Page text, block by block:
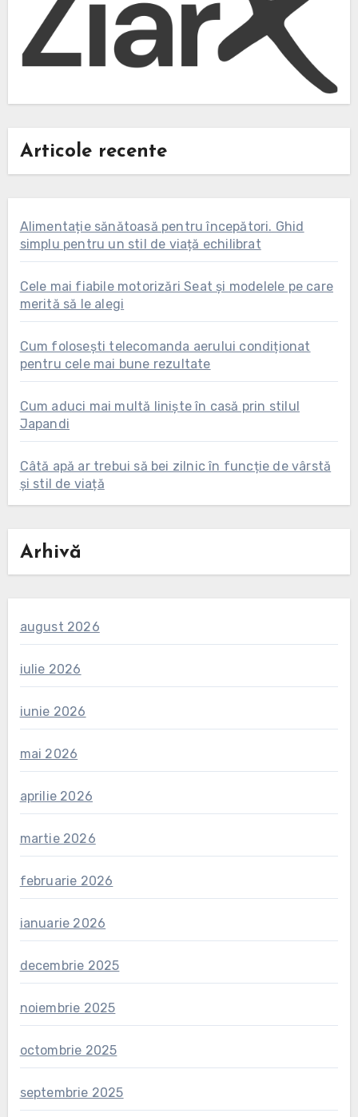
Articole recente
Alimentație sănătoasă pentru începători. Ghid
simplu pentru un stil de viață echilibrat
Cele mai fiabile motorizări Seat și modelele pe care
merită să le alegi
Cum folosești telecomanda aerului condiționat
pentru cele mai bune rezultate
Cum aduci mai multă liniște în casă prin stilul
Japandi
Câtă apă ar trebui să bei zilnic în funcție de vârstă
și stil de viață
Arhivă
august 2026
iulie 2026
iunie 2026
mai 2026
aprilie 2026
martie 2026
februarie 2026
ianuarie 2026
decembrie 2025
noiembrie 2025
octombrie 2025
septembrie 2025